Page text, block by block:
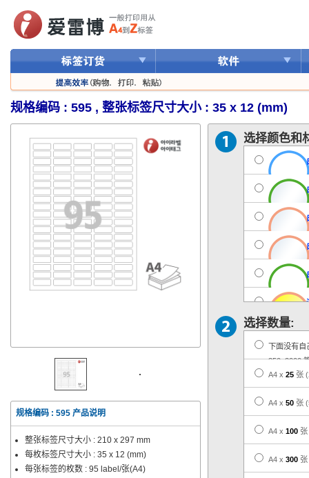
规格编码 : 595 , 整张标签尺寸大小 : 35 x 12 (mm)
规格编码 : 595 产品说明
整张标签尺寸大小 : 210 x 297 mm
每枚标签尺寸大小 : 35 x 12 (mm)
每张标签的枚数 : 95 label/张(A4)
选择颜色和
选择数量:
下面没有自
350, 2000
A4 x 25 张
A4 x 50 张
A4 x 100 张
A4 x 300 张